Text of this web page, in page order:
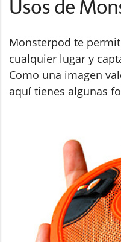
Usos de
Monsterpod te
cualquier lugar y
Como una imagen
aquí tienes algunas